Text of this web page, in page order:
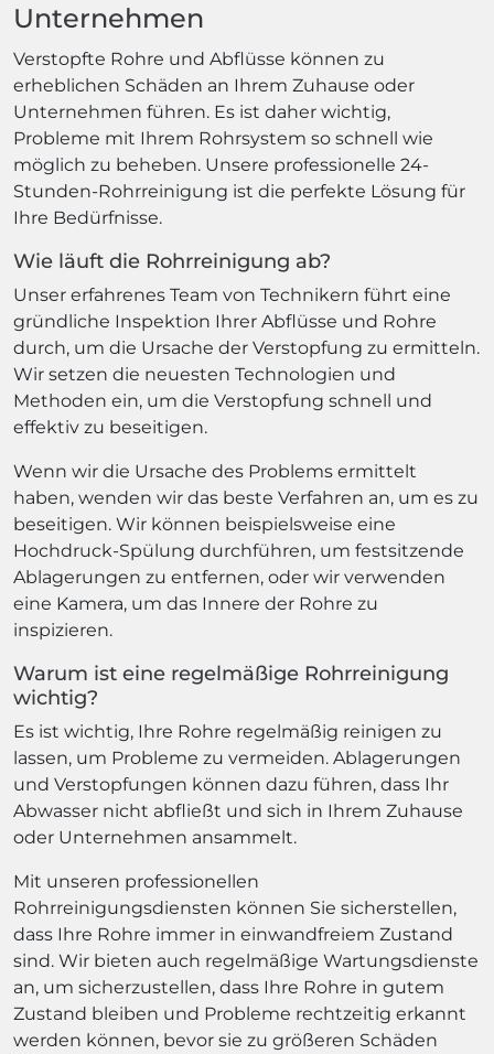
Unternehmen
Verstopfte Rohre und Abflüsse können zu
erheblichen Schäden an Ihrem Zuhause oder
Unternehmen führen. Es ist daher wichtig,
Probleme mit Ihrem Rohrsystem so schnell wie
möglich zu beheben. Unsere professionelle 24-
Stunden-Rohrreinigung ist die perfekte Lösung für
Ihre Bedürfnisse.
Wie läuft die Rohrreinigung ab?
Unser erfahrenes Team von Technikern führt eine
gründliche Inspektion Ihrer Abflüsse und Rohre
durch, um die Ursache der Verstopfung zu ermitteln.
Wir setzen die neuesten Technologien und
Methoden ein, um die Verstopfung schnell und
effektiv zu beseitigen.
Wenn wir die Ursache des Problems ermittelt
haben, wenden wir das beste Verfahren an, um es zu
beseitigen. Wir können beispielsweise eine
Hochdruck-Spülung durchführen, um festsitzende
Ablagerungen zu entfernen, oder wir verwenden
eine Kamera, um das Innere der Rohre zu
inspizieren.
Warum ist eine regelmäßige Rohrreinigung
wichtig?
Es ist wichtig, Ihre Rohre regelmäßig reinigen zu
lassen, um Probleme zu vermeiden. Ablagerungen
und Verstopfungen können dazu führen, dass Ihr
Abwasser nicht abfließt und sich in Ihrem Zuhause
oder Unternehmen ansammelt.
Mit unseren professionellen
Rohrreinigungsdiensten können Sie sicherstellen,
dass Ihre Rohre immer in einwandfreiem Zustand
sind. Wir bieten auch regelmäßige Wartungsdienste
an, um sicherzustellen, dass Ihre Rohre in gutem
Zustand bleiben und Probleme rechtzeitig erkannt
werden können, bevor sie zu größeren Schäden